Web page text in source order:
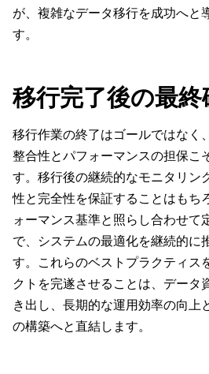
が、複雑なデータ移行を成功へと
す。
移行完了後の最
移行作業の終了はゴールではなく
整合性とパフォーマンスの担保こ
す。移行後の継続的なモニタリン
性と完全性を保証することはもち
ォーマンス基準と照らし合わせて
で、システムの最適化を継続的に
す。これらのベストプラクティス
クトを完遂させることは、データ
き出し、長期的な運用効率の向上
の構築へと直結します。